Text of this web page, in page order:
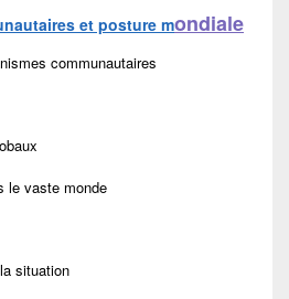
et posture mondiale
communautaires
vaste monde
situation